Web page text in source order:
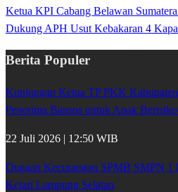
Ketua KPI Cabang Belawan
Dukung APH Usut Kebakaran 4
Berita Populer
Kunjungan Ketua TP PKK
Penerima Bansos untuk Anak
22 Juli 2026 | 12:50 WIB
Dugaan Kecurangan SPMB SMPN
Kejari Lampung Selatan